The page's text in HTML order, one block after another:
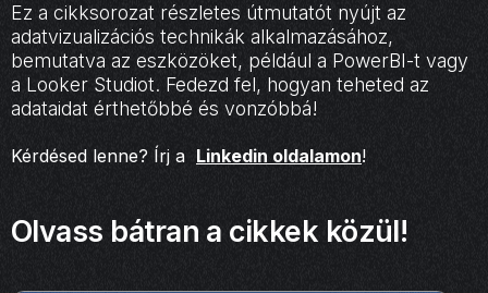
Ez a cikksorozat részletes útmutatót nyújt az
adatvizualizációs technikák alkalmazásához,
bemutatva az eszközöket, például a PowerBI-t vagy
a Looker Studiot. Fedezd fel, hogyan teheted az
adataidat érthetőbbé és vonzóbbá!
Kérdésed lenne? Írj a Linkedin oldalamon!
Olvass bátran a cikkek közül!